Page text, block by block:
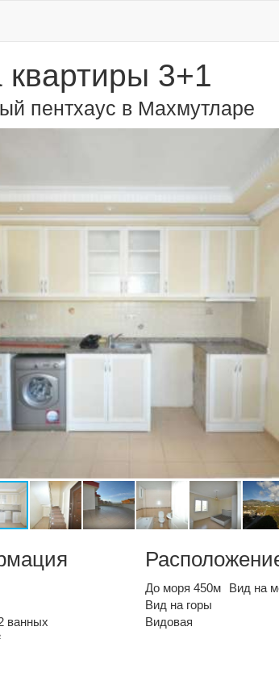
3+1
пентхаус в Махмутларе
ванных
До моря 450м
Вид на
Вид на горы
Видовая